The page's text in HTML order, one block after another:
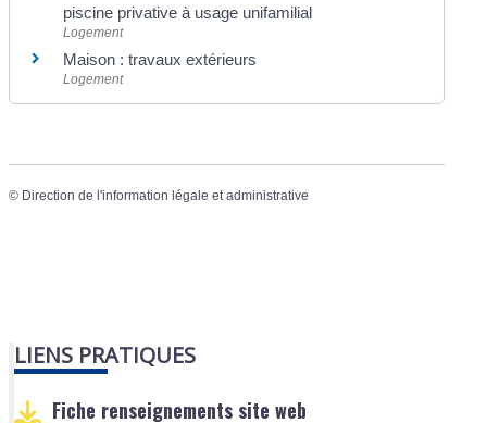
piscine privative à usage unifamilial
Logement
Maison : travaux extérieurs
Logement
© Direction de l'information légale et administrative
LIENS PRATIQUES
Fiche renseignements site web